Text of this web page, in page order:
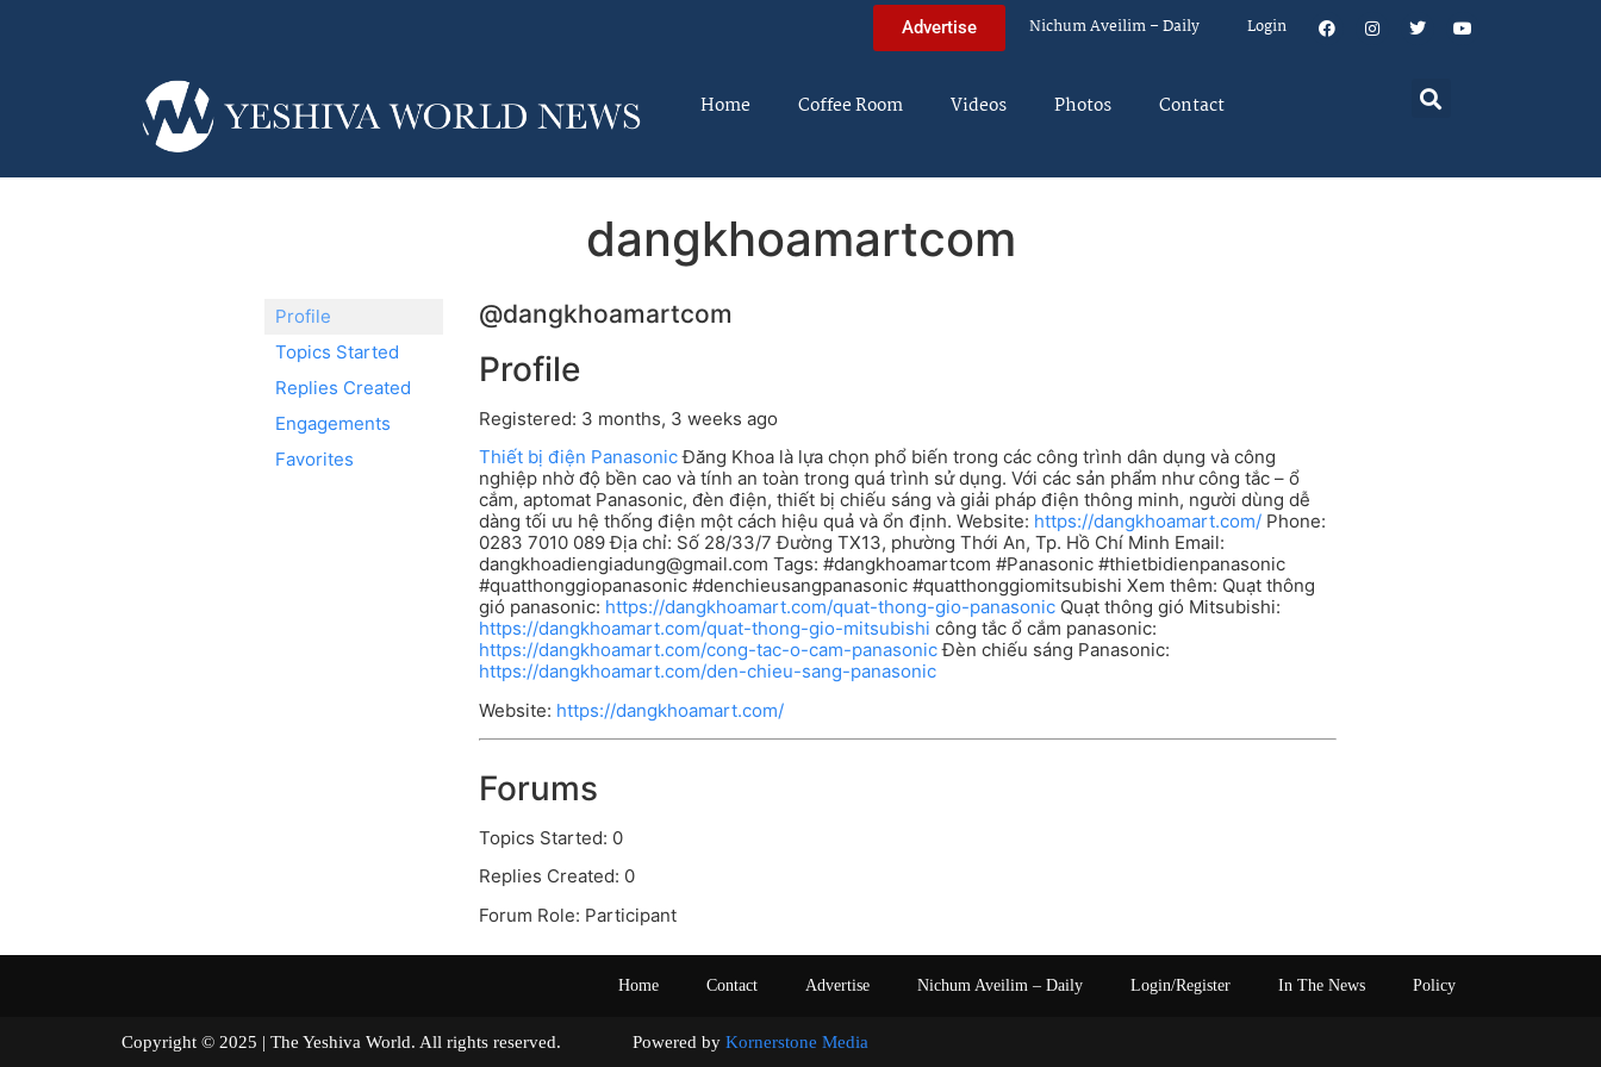
Advertise Nichum Aveilim – Daily Login
Home Coffee Room Videos Photos Contact
dangkhoamartcom
Profile
Topics Started
Replies Created
Engagements
Favorites
@dangkhoamartcom
Profile
Registered: 3 months, 3 weeks ago
Thiết bị điện PanasonicĐăng Khoa là lựa chọn phổ biến trong các công trình dân dụng và công
nghiệp nhờ độ bền cao và tính an toàn trong quá trình sử dụng. Với các sản phẩm như công tắc – ổ
cắm, aptomat Panasonic, đèn điện, thiết bị chiếu sáng và giải pháp điện thông minh, người dùng dễ
dàng tối ưu hệ thống điện một cách hiệu quả và ổn định. Website: https://dangkhoamart.com/ Phone:
0283 7010 089 Địa chỉ: Số 28/33/7 Đường TX13, phường Thới An, Tp. Hồ Chí Minh Email:
dangkhoadiengiadung@gmail.com Tags: #dangkhoamartcom #Panasonic #thietbidienpanasonic
#quatthonggiopanasonic #denchieusangpanasonic #quatthonggiomitsubishi Xem thêm: Quạt thông
gió panasonic: https://dangkhoamart.com/quat-thong-gio-panasonic Quạt thông gió Mitsubishi:
https://dangkhoamart.com/quat-thong-gio-mitsubishi công tắc ổ cắm panasonic:
https://dangkhoamart.com/cong-tac-o-cam-panasonicĐèn chiếu sáng Panasonic:
https://dangkhoamart.com/den-chieu-sang-panasonic
Website: https://dangkhoamart.com/
Forums
Topics Started: 0
Replies Created: 0
Forum Role: Participant
Home Contact Advertise Nichum Aveilim – Daily Login/Register In The News Policy
Copyright © 2025 | The Yeshiva World. All rights reserved. Powered by Kornerstone Media